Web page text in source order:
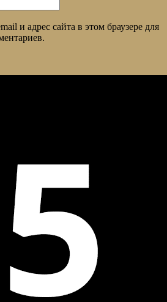
и адрес сайта в этом браузере для